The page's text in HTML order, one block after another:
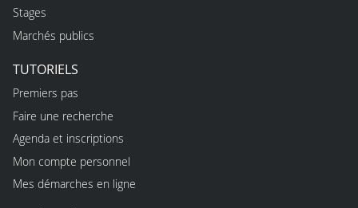
Stages
Marchés publics
TUTORIELS
Premiers pas
Faire une recherche
Agenda et inscriptions
Mon compte personnel
Mes démarches en ligne